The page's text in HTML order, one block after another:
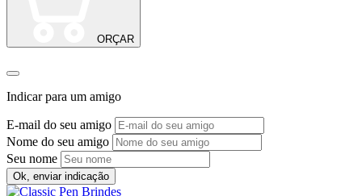
ORÇAR
Indicar para um amigo
E-mail do seu amigo
Nome do seu amigo
Seu nome
Ok, enviar indicação